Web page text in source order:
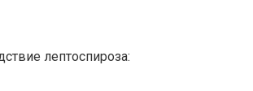
лептоспироза: